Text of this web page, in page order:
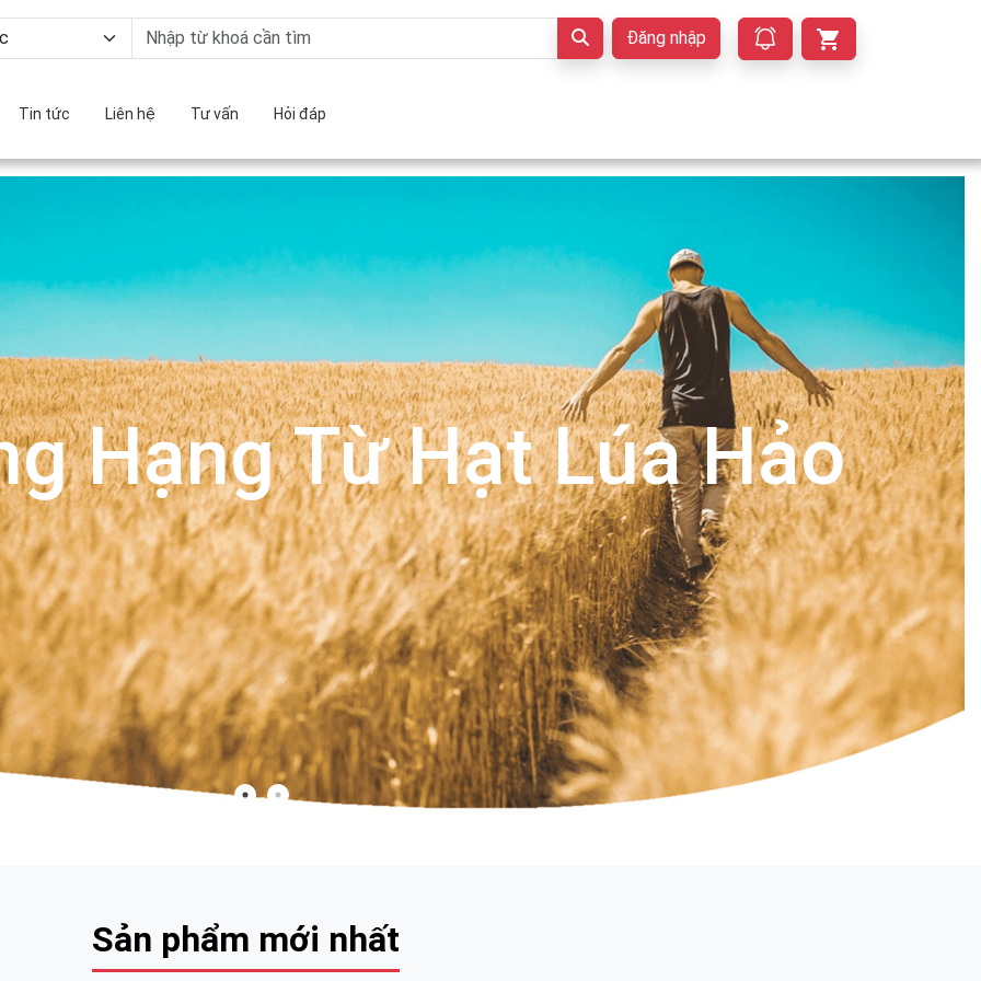
Đăng nhập
Tin tức Liên hệ Tư vấn Hỏi đáp
Hạng Từ Hạt Lúa Hảo
Sản phẩm mới nhất